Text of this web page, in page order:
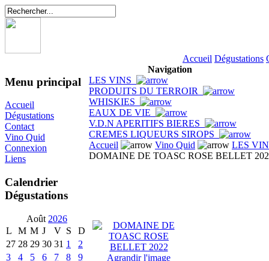
Accueil Dégustations
Menu principal
Accueil
Dégustations
Contact
Vino Quid
Connexion
Liens
Calendrier
Dégustations
Août 2026
L
M M J V S
D
27 28 29 30 31 1
2
3
4 5 6 7 8
9
Navigation
LES VINS
PRODUITS DU TERROIR
WHISKIES
EAUX DE VIE
V.D.N APERITIFS BIERES
CREMES LIQUEURS SIROPS
Accueil
Vino Quid
LES
DOMAINE DE TOASC ROSE BELLET
Agrandir l'image